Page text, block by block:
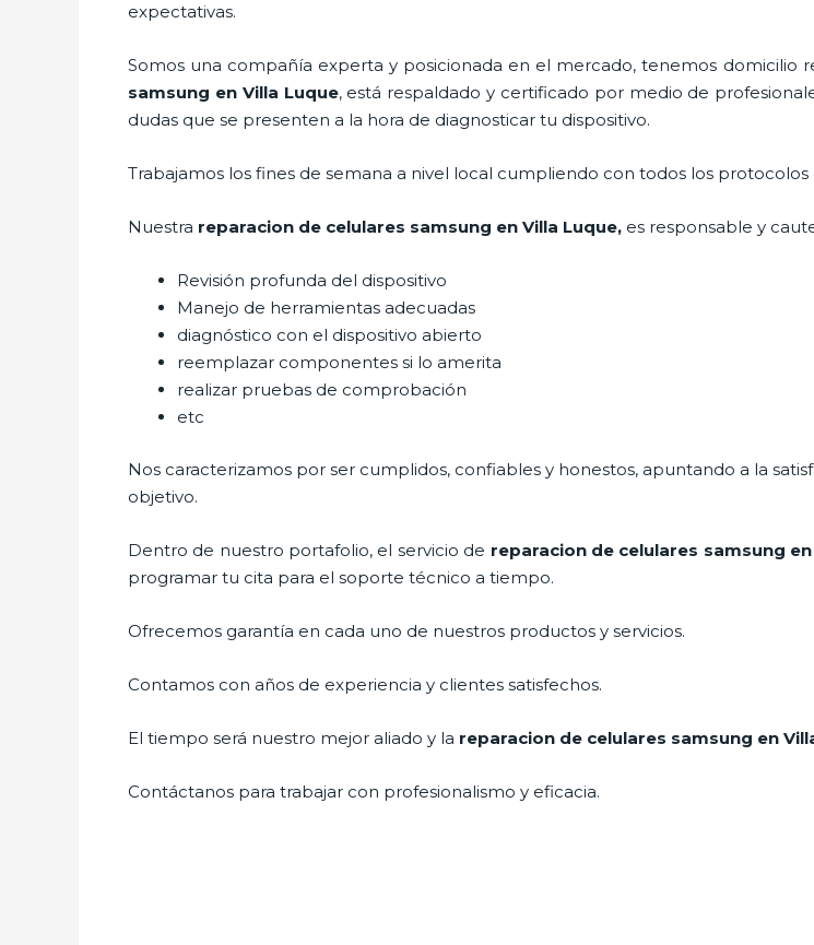
expectativas.
Somos una compañía experta y posicionada en el mercado, tenemos domicilio
samsung en Villa Luque, está respaldado y certificado por medio de
dudas que se presenten a la hora de diagnosticar tu dispositivo.
Trabajamos los fines de semana a nivel local cumpliendo con todos los protocolos
Nuestra reparacion de celulares samsung en Villa Luque, es responsable y
Revisión profunda del dispositivo
Manejo de herramientas adecuadas
diagnóstico con el dispositivo abierto
reemplazar componentes si lo amerita
realizar pruebas de comprobación
etc
Nos caracterizamos por ser cumplidos, confiables y honestos, apuntando a la
objetivo.
Dentro de nuestro portafolio, el servicio de reparacion de celulares samsung
programar tu cita para el soporte técnico a tiempo.
Ofrecemos garantía en cada uno de nuestros productos y servicios.
Contamos con años de experiencia y clientes satisfechos.
El tiempo será nuestro mejor aliado y la reparacion de celulares samsung en
Contáctanos para trabajar con profesionalismo y eficacia.